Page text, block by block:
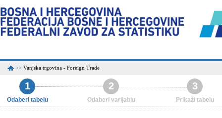
>> Vanjska trgovina - Foreign Trade
1
Odaberi tabelu
2
Odaberi varijablu
3
Prikaži tabelu